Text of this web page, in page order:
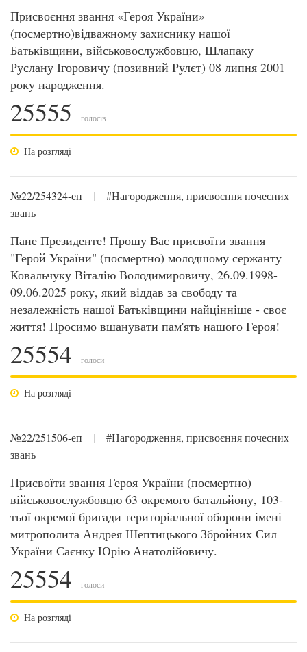
Присвоєння звання «Героя України»
(посмертно)відважному захиснику нашої
Батьківщини, військовослужбовцю, Шлапаку
Руслану Ігоровичу (позивний Рулєт) 08 липня 2001
року народження.
25555 голосів
На розгляді
№22/254324-еп |
#Нагородження, присвоєння почесних
звань
Пане Президенте! Прошу Вас присвоїти звання
"Герой України" (посмертно) молодшому сержанту
Ковальчуку Віталію Володимировичу, 26.09.1998-
09.06.2025 року, який віддав за свободу та
незалежність нашої Батьківщини найцінніше - своє
життя! Просимо вшанувати пам'ять нашого Героя!
25554 голоси
На розгляді
№22/251506-еп |
#Нагородження, присвоєння почесних
звань
Присвоїти звання Героя України (посмертно)
військовослужбовцю 63 окремого батальйону, 103-
тьої окремої бригади територіальної оборони імені
митрополита Андрея Шептицького Збройних Сил
України Саєнку Юрію Анатолійовичу.
25554 голоси
На розгляді